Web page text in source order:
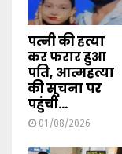
पत्नी की हत्या
कर फरार हुआ
पति, आत्महत्या
की सूचना पर
पहुंची...
01/08/2026